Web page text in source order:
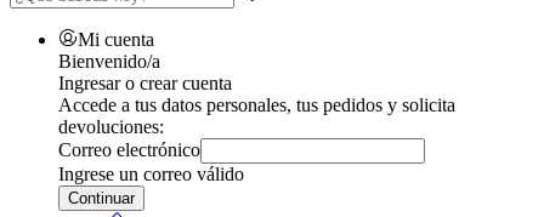
Mi cuenta
Bienvenido/a
Ingresar o crear cuenta
Accede a tus datos personales, tus pedidos y solicita
devoluciones:
Correo electrónico
Ingrese un correo válido
Continuar